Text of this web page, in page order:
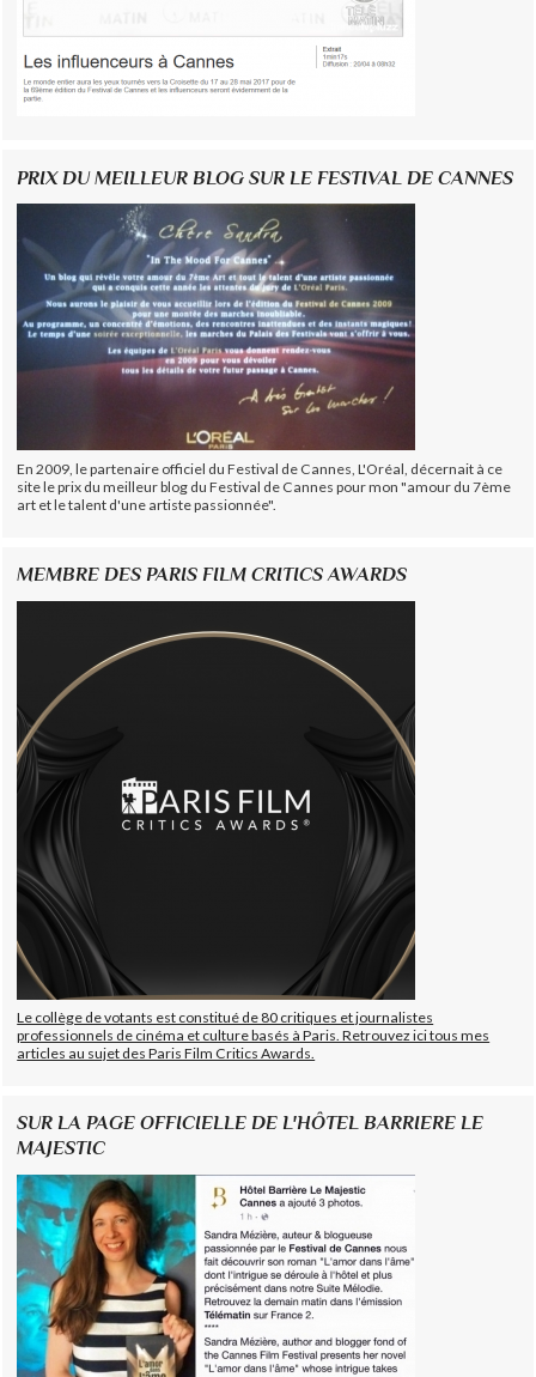
PRIX DU MEILLEUR BLOG SUR LE FESTIVAL DE CANNES
En 2009, le partenaire officiel du Festival de Cannes, L'Oréal, décernait à ce
site le prix du meilleur blog du Festival de Cannes pour mon "amour du 7ème
art et le talent d'une artiste passionnée".
MEMBRE DES PARIS FILM CRITICS AWARDS
Le collège de votants est constitué de 80 critiques et journalistes
professionnels de cinéma et culture basés à Paris. Retrouvez ici tous mes
articles au sujet des Paris Film Critics Awards.
SUR LA PAGE OFFICIELLE DE L'HÔTEL BARRIERE LE
MAJESTIC